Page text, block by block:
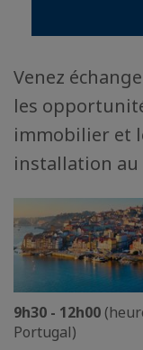
Venez
les
immobilier et
installation au
9h30 - 12h00
Portugal)